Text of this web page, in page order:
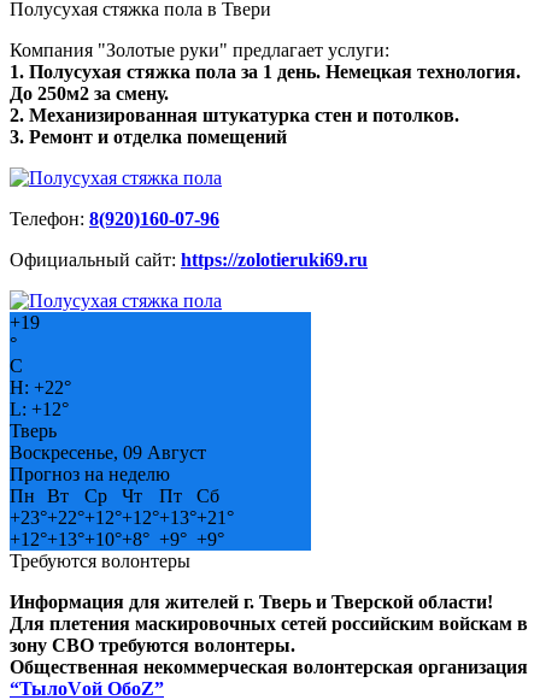
Полусухая стяжка пола в Твери
Компания "Золотые руки" предлагает услуги:
1. Полусухая стяжка пола за 1 день. Немецкая технология.
До 250м2 за смену.
2. Механизированная штукатурка стен и потолков.
3. Ремонт и отделка помещений
Телефон: 8(920)160-07-96
Официальный сайт: https://zolotieruki69.ru
+19
°
C
H: +22°
L: +12°
Тверь
Воскресенье, 09 Август
Прогноз на неделю
Пн
Вт Ср Чт Пт
Сб
+23°+22°+12°+12°+13°+21°
+12°+13°+10°+8° +9° +9°
Требуются волонтеры
Информация для жителей г. Тверь и Тверской области!
Для плетения маскировочных сетей российским войскам в
зону СВО требуются волонтеры.
Общественная некоммерческая волонтерская организация
“ТылоVой ОбоZ”